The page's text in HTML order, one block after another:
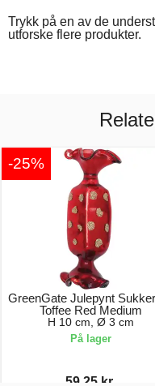
Trykk på en av de
utforske flere produkter.
-25%
GreenGate Julepynt
Toffee Red Medium
H 10 cm, Ø 3 cm
På lager
59,25 kr.